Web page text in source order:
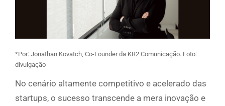
*Por: Jonathan Kovatch, Co-Founder da KR2 Comunicação. Foto:
divulgação
No cenário altamente competitivo e acelerado das
startups, o sucesso transcende a mera inovação e